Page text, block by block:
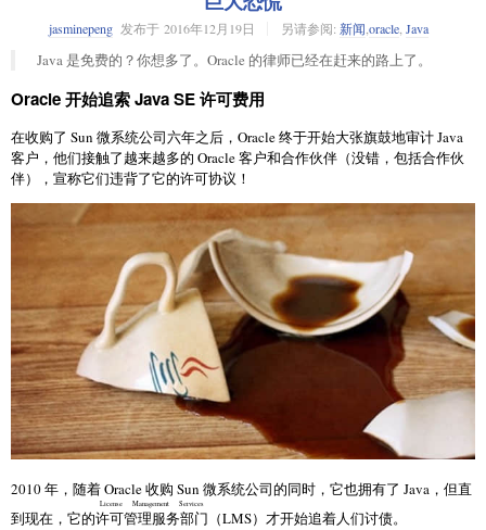
jasminepeng 发布于 2016年12月19日 另请参阅: 新闻 oracle Java
Java 是免费的？你想多了。Oracle 的律师已经在赶来的路上了。
Oracle 开始追索 Java SE 许可费用
在收购了 Sun 微系统公司六年之后，Oracle 终于开始大张旗鼓地审计 Java
客户，他们接触了越来越多的 Oracle 客户和合作伙伴（没错，包括合作伙
伴），宣称它们违背了它的许可协议！
2010 年，随着 Oracle 收购 Sun 微系统公司的同时，它也拥有了 Java，但直
到现在，它的许可管理服务部门
License Management Services
（LMS）才开始追着人们讨债。